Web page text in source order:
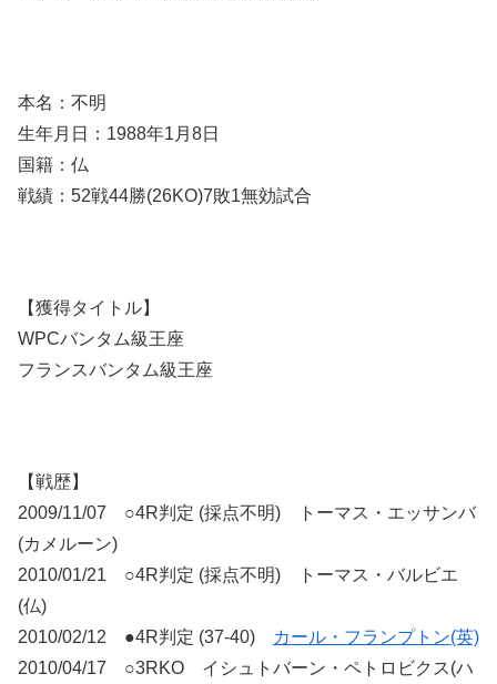
本名：不明
生年月日：1988年1月8日
国籍：仏
戦績：52戦44勝(26KO)7敗1無効試合
【獲得タイトル】
WPCバンタム級王座
フランスバンタム級王座
【戦歴】
2009/11/07 ○4R判定 (採点不明) トーマス・エッサンバ
(カメルーン)
2010/01/21 ○4R判定 (採点不明) トーマス・バルビエ
(仏)
2010/02/12 ●4R判定 (37-40)
カール・フランプトン(英)
2010/04/17 ○3RKO イシュトバーン・ペトロビクス(ハ